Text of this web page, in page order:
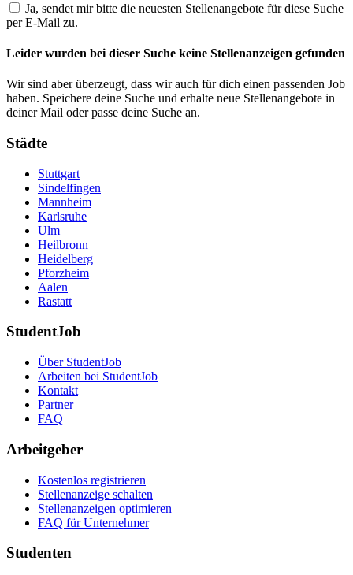
Ja, sendet mir bitte die neuesten Stellenangebote für diese Suche
per E-Mail zu.
Leider wurden bei dieser Suche keine Stellenanzeigen gefunden
Wir sind aber überzeugt, dass wir auch für dich einen passenden Job
haben. Speichere deine Suche und erhalte neue Stellenangebote in
deiner Mail oder passe deine Suche an.
Städte
Stuttgart
Sindelfingen
Mannheim
Karlsruhe
Ulm
Heilbronn
Heidelberg
Pforzheim
Aalen
Rastatt
StudentJob
Über StudentJob
Arbeiten bei StudentJob
Kontakt
Partner
FAQ
Arbeitgeber
Kostenlos registrieren
Stellenanzeige schalten
Stellenanzeigen optimieren
FAQ für Unternehmer
Studenten